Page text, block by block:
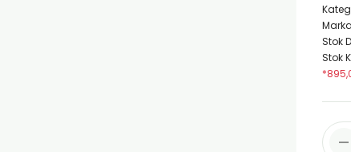
Marka
Stok
Stok